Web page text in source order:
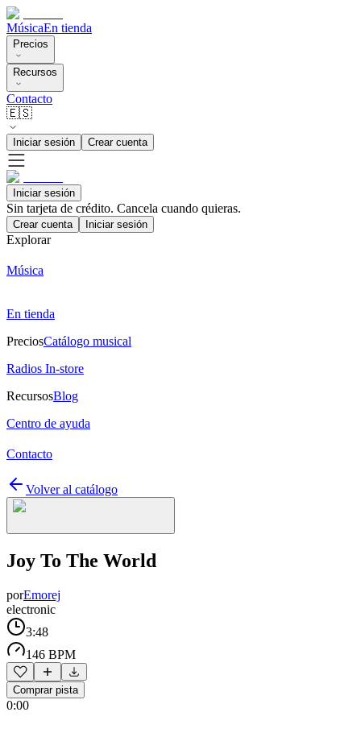
MúsicaEn tienda
Precios
Recursos
Contacto
🇪🇸
Iniciar sesión Crear cuenta
Iniciar sesión
Sin tarjeta de crédito. Cancela cuando quieras.
Crear cuenta Iniciar sesión
Explorar
Música
En tienda
PreciosCatálogo musical
Radios In-store
RecursosBlog
Centro de ayuda
Contacto
Volver al catálogo
Joy To The World
porEmorej
electronic
3:48
146 BPM
Comprar pista
0:00